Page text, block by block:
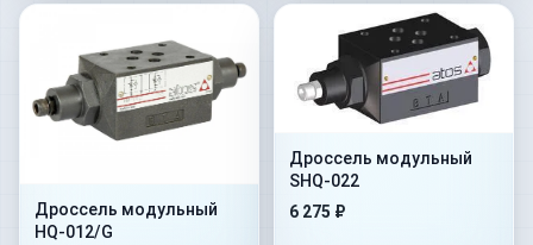
Дроссель модульный
HQ-012/G
Дроссель модульный
SHQ-022
6 275 ₽